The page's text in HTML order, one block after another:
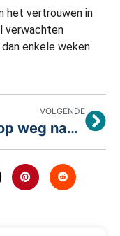
het vertrouwen in
verwachten
enkele weken
VOLGENDE
AEX op weg naar All time high!